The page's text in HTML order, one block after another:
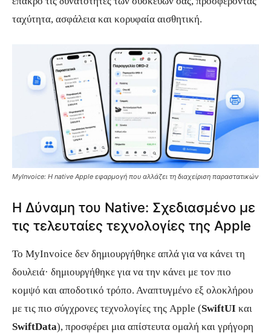
ταχύτητα, ασφάλεια και κορυφαία αισθητική.
MyInvoice: Η native Apple εφαρμογή που αλλάζει τη διαχείριση παραστατικών
Η Δύναμη του Native: Σχεδιασμένο με
τις τελευταίες τεχνολογίες της Apple
Το MyInvoice δεν δημιουργήθηκε απλά για να κάνει τη
δουλειά· δημιουργήθηκε για να την κάνει με τον πιο
κομψό και αποδοτικό τρόπο. Αναπτυγμένο εξ ολοκλήρου
με τις πιο σύγχρονες τεχνολογίες της Apple (SwiftUI και
SwiftData), προσφέρει μια απίστευτα ομαλή και γρήγορη